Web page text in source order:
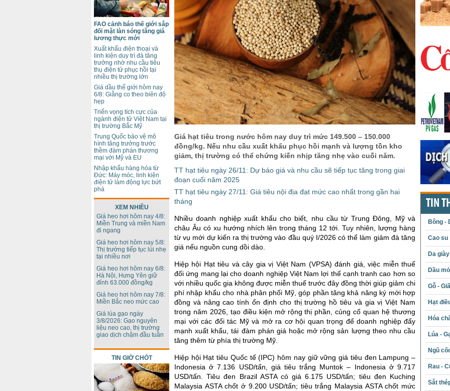
Giá hạt tiêu trong nước hôm nay duy trì mức 149.500 – 150.000
đồng/kg. Nếu nhu cầu xuất khẩu phục hồi mạnh và lượng tồn kho
giảm, thị trường có thể chứng kiến nhịp tăng nhẹ vào cuối năm.
TT hạt tiêu ngày 26/11: Dự báo giá và nhu cầu sẽ tiếp tục tăng trong giai
đoạn cuối năm 2025
TT hạt tiêu ngày 27/11: Giá tiêu nội địa đạt mức cao nhất trong gần hai
tháng
Nhiều doanh nghiệp xuất khẩu cho biết, nhu cầu từ Trung Đông, Mỹ và
châu Âu có xu hướng nhích lên trong tháng 12 tới. Tuy nhiên, lượng hàng
từ vụ mới dự kiến ra thị trường vào đầu quý I/2026 có thể làm giảm đà tăng
giá nếu nguồn cung dồi dào.
Hiệp hội Hạt tiêu và cây gia vị Việt Nam (VPSA) đánh giá, việc miễn thuế
đối ứng mang lại cho doanh nghiệp Việt Nam lợi thế cạnh tranh cao hơn so
với nhiều quốc gia không được miễn thuế trước đây đồng thời giúp giảm chi
phí nhập khẩu cho nhà phân phối Mỹ, góp phần tăng khả năng ký mới hợp
đồng và nâng cao tính ổn định cho thị trường hồ tiêu và gia vị Việt Nam
trong năm 2026, tạo điều kiện mở rộng thị phần, củng cố quan hệ thương
mại với các đối tác Mỹ và mở ra cơ hội quan trọng để doanh nghiệp đẩy
mạnh xuất khẩu, tái đàm phán giá hoặc mở rộng sản lượng theo nhu cầu
tăng thêm từ phía thị trường Mỹ.
Hiệp hội Hạt tiêu Quốc tế (IPC) hôm nay giữ vững giá tiêu đen Lampung –
Indonesia ở 7.136 USD/tấn, giá tiêu trắng Muntok – Indonesia ở 9.717
USD/tấn. Tiêu đen Brazil ASTA có giá 6.175 USD/tấn; tiêu đen Kuching
Malaysia ASTA chốt ở 9.200 USD/tấn; tiêu trắng Malaysia ASTA chốt mức
FAO cảnh báo thế giới sắp
đối mặt làn sóng tăng giá
lương thực mới
Xuất khẩu điện thoại và
linh kiện duy trì đà tăng
trưởng nhờ nhu cầu tiêu
thụ điện tử phục hồi tại
nhiều thị trường lớn
Giá dầu thế giới hôm nay
6/8: Giằng co theo biên độ
hẹp
Triển vọng tích cực của
ngành điện tử Việt Nam tại
thị trường Bắc Mỹ
Trung Quốc bảo vệ mô
hình tăng trưởng trước
thềm đàm phán thương
mại với Mỹ và EU
Nhập khẩu hàng hóa từ
Đức: Máy móc, linh kiện
điện tử làm động lực bứt
phá
XEM NHIỀU
Giá heo hơi hôm nay 4/8:
Miền Trung và miền Nam
đi ngang
Giá heo hơi hôm nay 5/8:
Thị trường tiếp tục lùi nhẹ
tại nhiều nơi
Giá heo hơi hôm nay 6/8:
Hà Nội, Hưng Yên giữ
đỉnh 63.000 đồng/kg
Giá heo hơi hôm nay 7/8:
Miền Bắc neo mức cao
Giá lúa gạo ngày
3/8/2026: Gạo nguyên
liệu neo cao, thị trường
giao dịch chậm đầu tuần
TIN GIỜ CHÓT
TIN
Bông -
Cao su
Da giày
Dầu
Gỗ -
Hạt
Hóa
Lúa -
Ngũ
Rau -
Sắt